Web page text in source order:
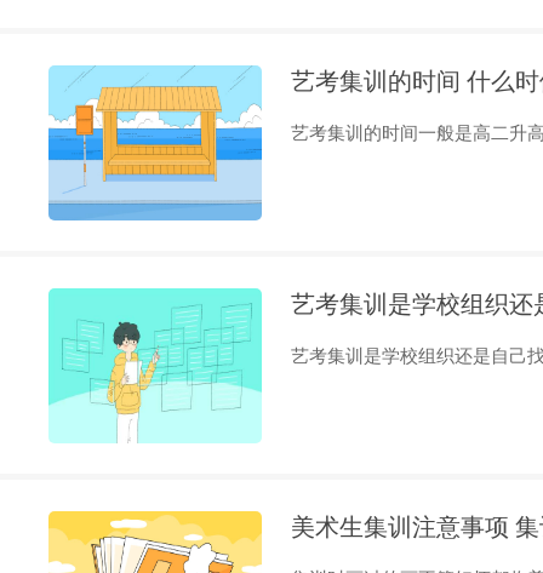
艺考集训的时间 什么
艺考集训的时间一般是高二升
艺考集训是学校组织
艺考集训是学校组织还是自己
美术生集训注意事项